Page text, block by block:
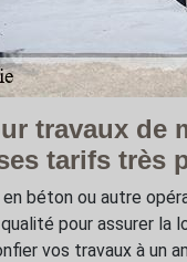
travaux de
tarifs très
béton ou autre
pour assurer la
vos travaux à un